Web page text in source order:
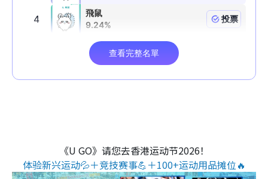
《U GO》请您去香港运动节2026！
体验新兴运动💦＋竞技赛事💪＋100+运动用品摊位🔥